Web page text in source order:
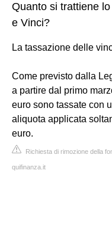
Quanto si trattiene
e Vinci?
La tassazione delle
Come previsto dalla
a partire dal primo
euro sono tassate con
aliquota applicata
euro.
Richiesta di rimozione della
quifinanza.it